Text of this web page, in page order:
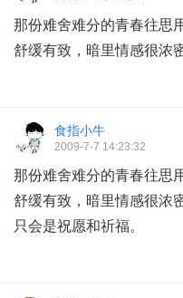
那份难舍难分的青春往思
舒缓有致，暗里情感很浓
食指小牛
2009-7-7 14:23:32
那份难舍难分的青春往思
舒缓有致，暗里情感很浓
只会是祝愿和祈福。